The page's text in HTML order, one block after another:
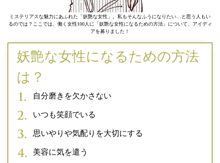
ミステリアスな魅力にあふれた「妖艶な女性」。私もそんなふうになりたい…と思う人もい
るのでは？ここでは、働く女性100人に「妖艶な女性になるための方法」について、アイディ
アを募りました！
妖艶な女性になるための方法
は？
自分磨きを欠かさない
いつも笑顔でいる
思いやりや気配りを大切にする
美容に気を遣う